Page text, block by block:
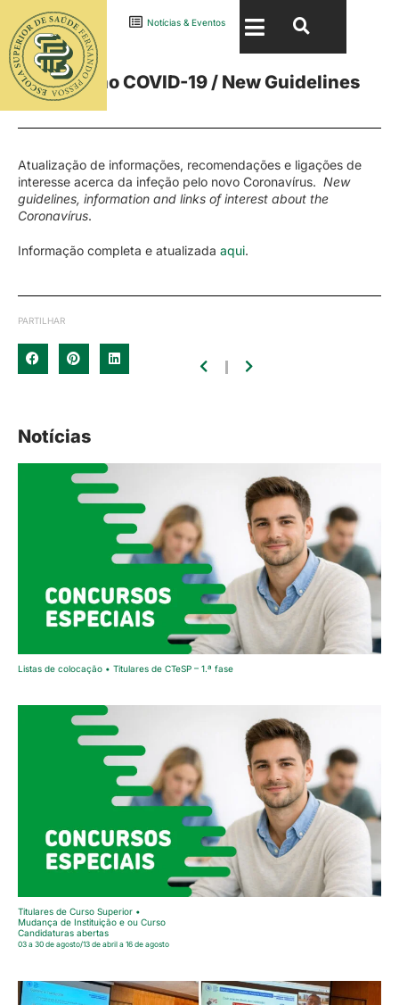
15 Março · 2021 Notícias & Eventos
Informação COVID-19 / New Guidelines
COVID-19
Atualização de informações, recomendações e ligações de
interesse acerca da infeção pelo novo Coronavírus. New
guidelines, information and links of interest about the
Coronavírus.
Informação completa e atualizada aqui.
PARTILHAR
Notícias
Listas de colocação • Titulares de CTeSP – 1.ª fase
Titulares de Curso Superior •
Mudança de Instituição e ou Curso
Candidaturas abertas
03 a 30 de agosto/13 de abril a 16 de agosto